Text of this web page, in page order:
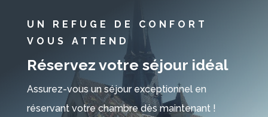
UN REFUGE DE CONFORT
VOUS ATTEND
Réservez votre séjour idéal
Assurez-vous un séjour exceptionnel en
réservant votre chambre dès maintenant !